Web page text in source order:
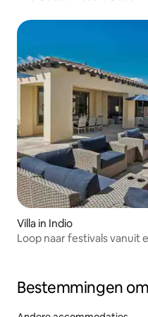
Villa in Indio
Loop naar festivals vanuit
Bestemmingen